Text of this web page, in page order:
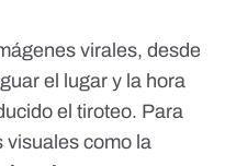
virales, desde
el lugar y la hora
el tiroteo. Para
visuales como la